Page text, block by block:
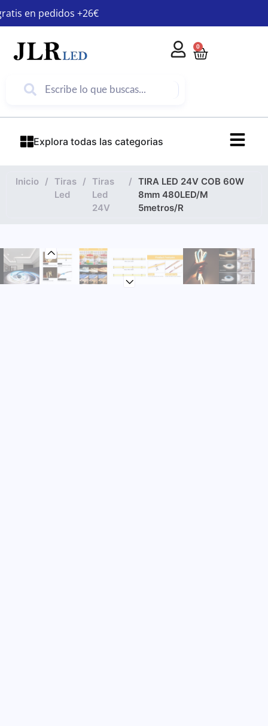
en pedidos +26€
0
Explora todas las categorias
Inicio / Tiras
Led
/ Tiras
Led
24V
/ TIRA LED 24V COB 60W
8mm 480LED/M
5metros/R